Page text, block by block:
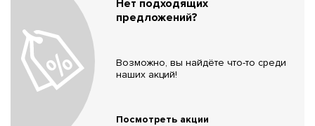
Нет подходящих
предложений?
Возможно, вы найдёте что-то среди
наших акций!
Посмотреть акции